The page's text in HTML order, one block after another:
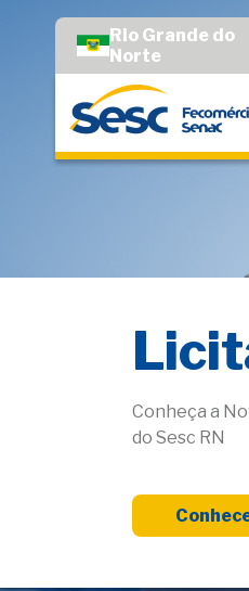
Rio Grande do
Norte
Conheça a
do Sesc RN